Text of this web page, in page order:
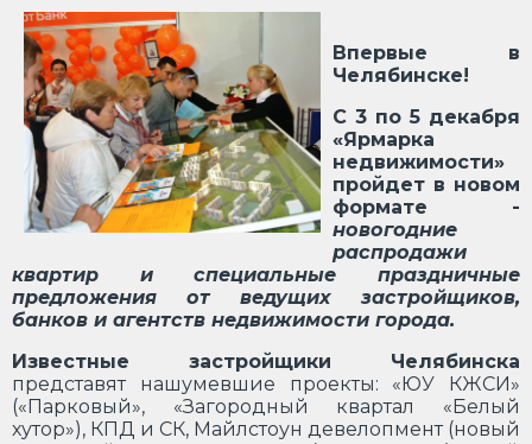
Впервые в
Челябинске!
С 3 по 5 декабря
«Ярмарка
недвижимости»
пройдет в новом
формате -
новогодние
распродажи
квартир и специальные праздничные
предложения от ведущих застройщиков,
банков и агентств недвижимости города.
Известные застройщики Челябинска
представят нашумевшие проекты: «ЮУ КЖСИ»
(«Парковый», «Загородный квартал «Белый
хутор»), КПД и СК, Майлстоун девелопмент (новый